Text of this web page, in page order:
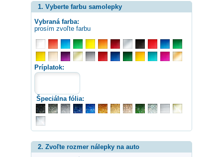
1. Vyberte farbu samolepky
Vybraná farba:
prosím zvoľte farbu
Príplatok:
Špeciálna fólia:
2. Zvoľte rozmer nálepky na auto